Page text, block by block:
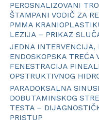
PEROSNALIZOVANI
ŠTAMPANI VODIČ ZA
PMMA
LEZIJA – PRIKAZ
JEDNA INTERVENCIJA,
ENDOSKOPSKA
FENESTRACIJA
OPSTRUKTIVNOG
PARADOKSALNA
DOBUTAMINSKOG
TESTA –
PRISTUP